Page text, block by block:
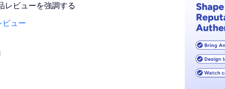
レビューを強調する
ュー